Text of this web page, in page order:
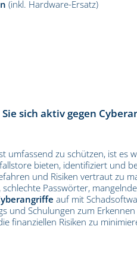
(inkl. Hardware-Ersatz)
sich aktiv gegen
umfassend zu schützen, ist es
bieten, identifiziert und
und Risiken vertraut zu
Passwörter,
auf mit
und Schulungen zum
finanziellen Risiken zu